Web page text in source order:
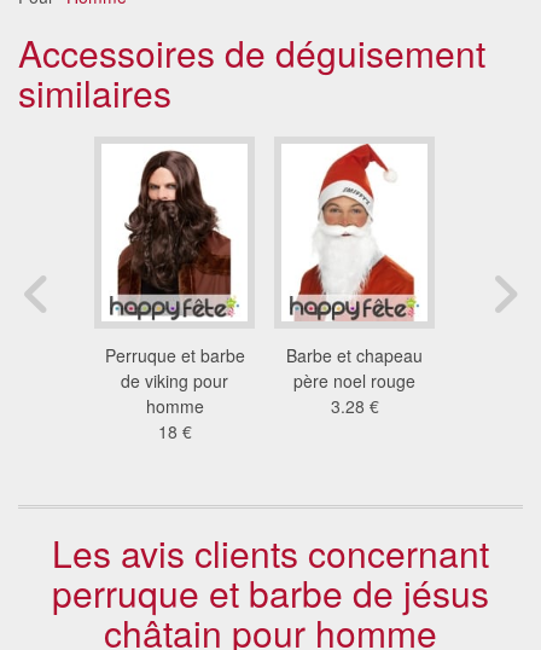
Accessoires de déguisement
similaires
Perruque et barbe
de viking pour
homme
18 €
Barbe et chapeau
père noel rouge
3.28 €
Les avis clients concernant
perruque et barbe de jésus
châtain pour homme